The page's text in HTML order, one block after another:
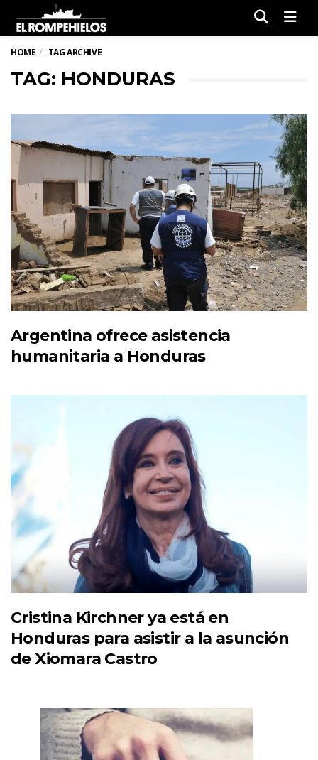
HOME TAG ARCHIVE
TAG: HONDURAS
Argentina ofrece asistencia
humanitaria a Honduras
Cristina Kirchner ya está en
Honduras para asistir a la asunción
de Xiomara Castro